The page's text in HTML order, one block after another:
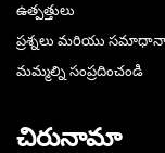
ఉత్పత్తులు
ప్రశ్నలు మరియు
మమ్మల్ని సంప్రదించండి
చిరునామా